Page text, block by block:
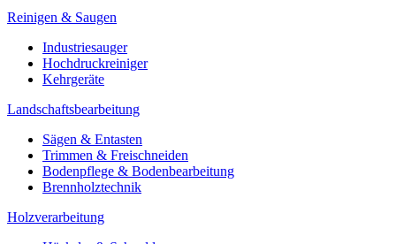
Reinigen & Saugen
Industriesauger
Hochdruckreiniger
Kehrgeräte
Landschaftsbearbeitung
Sägen & Entasten
Trimmen & Freischneiden
Bodenpflege & Bodenbearbeitung
Brennholztechnik
Holzverarbeitung